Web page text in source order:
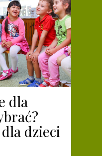
dla
dzieci